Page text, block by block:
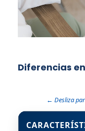
Diferencias
← Desliza